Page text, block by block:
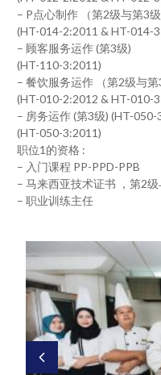
– P点心制作 （第2级与第3级
(HT-014-2:2011 & HT-014-
– 顾客服务运作 (第3级)
(HT-110-3:2011)
– 餐饮服务运作 （第2级与第
(HT-010-2:2012 & HT-010-
– 房务运作 (第3级) (HT-050-
(HT-050-3:2011)
职位1的资格 :
– 入门课程 PP-PPD-PPB
– 马来西亚技术证书 ，第2
– 职业训练主任